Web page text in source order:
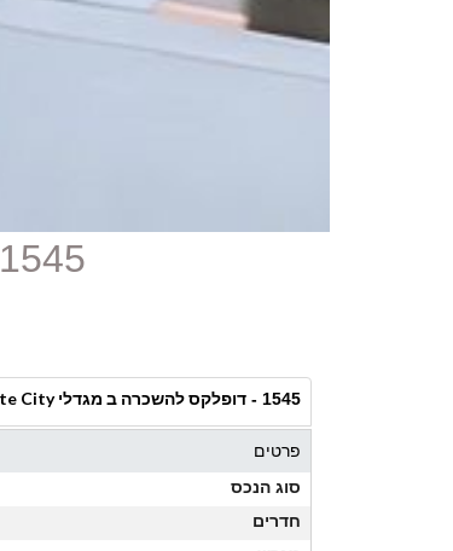
1545 - דופלקס להשכרה ב מגדלי White City בתל אביב
1545 - דופלקס להשכרה ב מגדלי White City בתל אביב
פרטים
סוג הנכס
חדרים